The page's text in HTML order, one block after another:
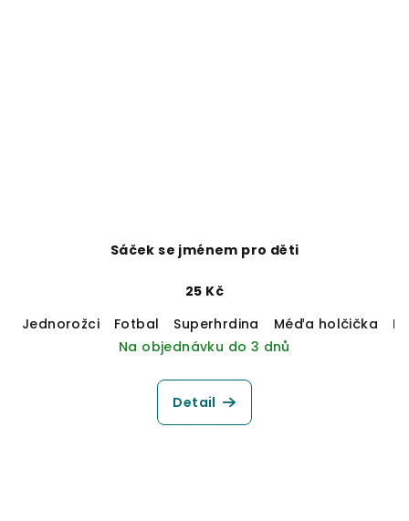
Sáček se jménem pro děti
25 Kč
Jednorožci
Fotbal Superhrdina Méďa holčička
Na objednávku do 3 dnů
Detail